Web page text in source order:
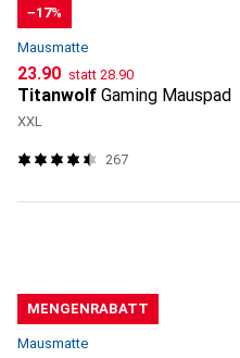
−17%
Mausmatte
CHF
23.90 statt CHF
28.90
Titanwolf Gaming Mauspad
XXL
267
MENGENRABATT
Mausmatte